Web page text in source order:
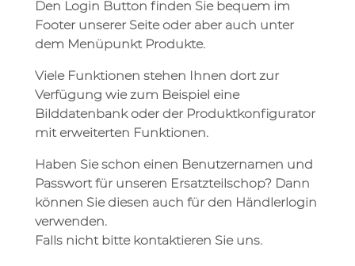
Den Login Button finden Sie bequem im
Footer unserer Seite oder aber auch unter
dem Menüpunkt Produkte.
Viele Funktionen stehen Ihnen dort zur
Verfügung wie zum Beispiel eine
Bilddatenbank oder der Produktkonfigurator
mit erweiterten Funktionen.
Haben Sie schon einen Benutzernamen und
Passwort für unseren Ersatzteilschop? Dann
können Sie diesen auch für den Händlerlogin
verwenden.
Falls nicht bitte kontaktieren Sie uns.